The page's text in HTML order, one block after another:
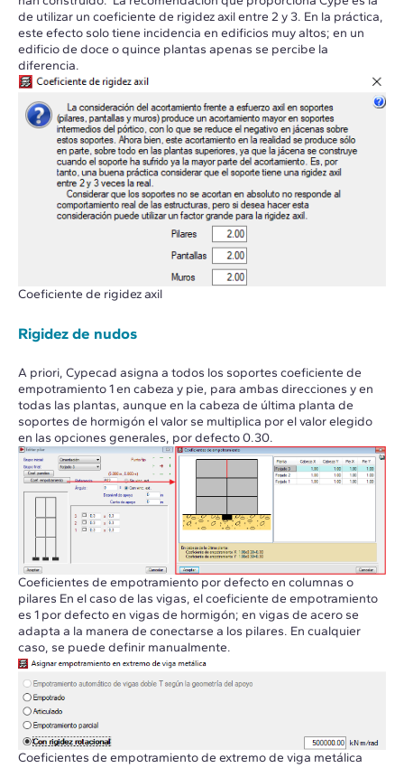
de utilizar un coeficiente de rigidez axil entre 2 y 3. En la práctica,
este efecto solo tiene incidencia en edificios muy altos; en un
edificio de doce o quince plantas apenas se percibe la
diferencia.
Coeficiente de rigidez axil
Rigidez de nudos
A priori, Cypecad asigna a todos los soportes coeficiente de
empotramiento 1 en cabeza y pie, para ambas direcciones y en
todas las plantas, aunque en la cabeza de última planta de
soportes de hormigón el valor se multiplica por el valor elegido
en las opciones generales, por defecto 0.30.
Coeficientes de empotramiento por defecto en columnas o
pilares En el caso de las vigas, el coeficiente de empotramiento
es 1 por defecto en vigas de hormigón; en vigas de acero se
adapta a la manera de conectarse a los pilares. En cualquier
caso, se puede definir manualmente.
Coeficientes de empotramiento de extremo de viga metálica